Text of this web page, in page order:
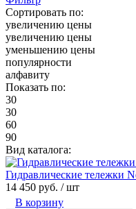
Сортировать по:
увеличению цены
увеличению цены
уменьшению цены
популярности
алфавиту
Показать по:
30
30
60
90
Вид каталога:
Гидравлические тележки
14 450 руб. / шт
В корзину